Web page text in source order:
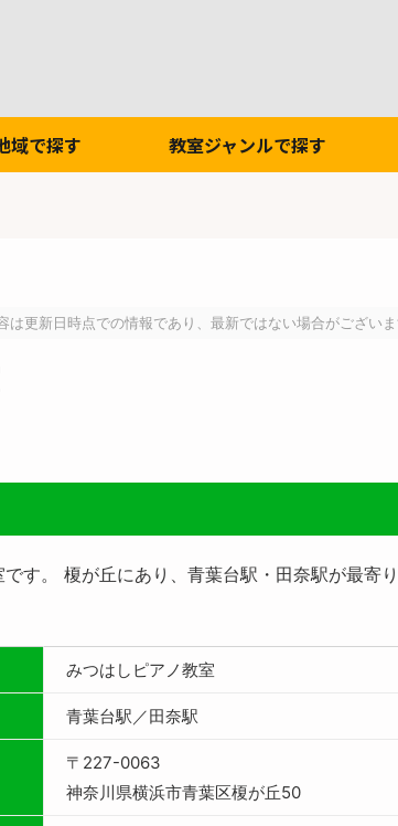
域で探す 教室ジャンルで探す
は更新日時点での情報であり、最新ではない場合がございま
す。 榎が丘にあり、青葉台駅・田奈駅が最寄
みつはしピアノ教室
青葉台駅／田奈駅
〒227-0063
神奈川県横浜市青葉区榎が丘50